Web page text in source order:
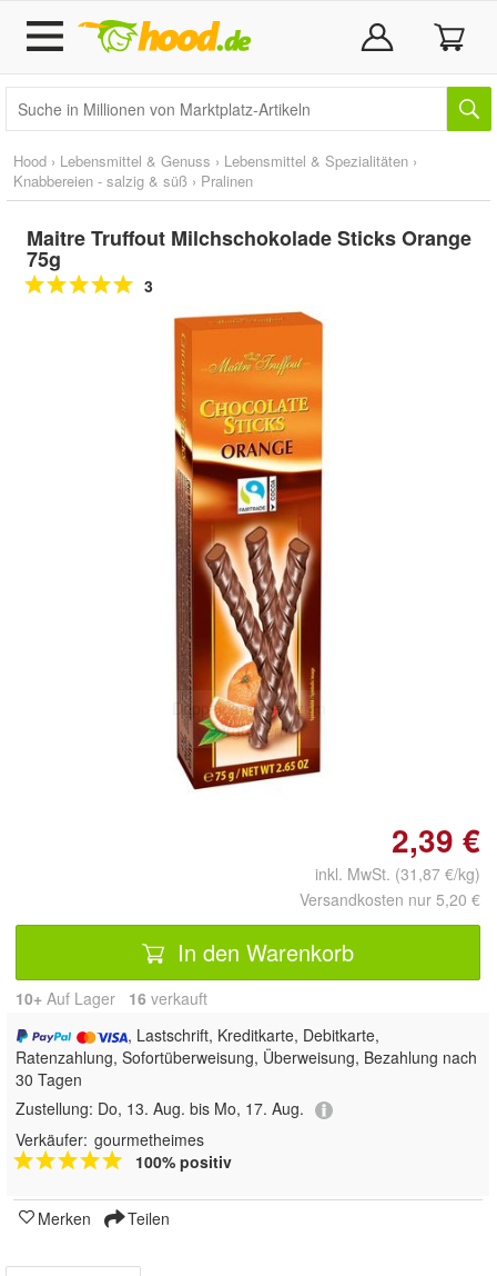
Hood › Lebensmittel & Genuss › Lebensmittel & Spezialitäten ›
Knabbereien - salzig & süß › Pralinen
Maitre Truffout Milchschokolade Sticks Orange
75g
3
Doppelt antippen zum
vergrößern
2,39 €
inkl. MwSt. (31,87 €/kg)
Versandkosten nur 5,20 €
In den Warenkorb
10+ Auf Lager 16 verkauft
, Lastschrift, Kreditkarte, Debitkarte,
Ratenzahlung, Sofortüberweisung, Überweisung, Bezahlung nach
30 Tagen
Zustellung: Do, 13. Aug. bis Mo, 17. Aug.
Verkäufer: gourmetheimes
100% positiv
Merken Teilen